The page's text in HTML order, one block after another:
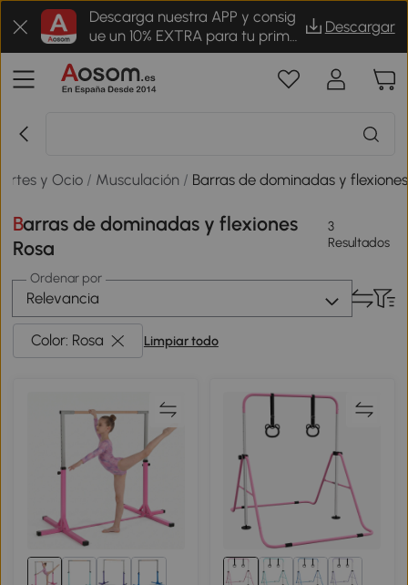
Descarga nuestra APP y consig
ue un 10% EXTRA para tu prime
r pedido
Descargar
y Ocio / Musculación / Barras de dominadas y flexiones
Barras de dominadas y flexiones
Rosa
3
Resultados
Ordenar por
Relevancia
Color: Rosa Limpiar todo